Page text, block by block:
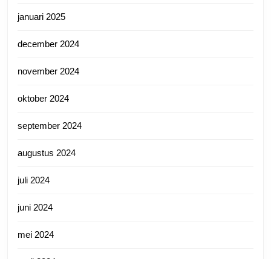
januari 2025
december 2024
november 2024
oktober 2024
september 2024
augustus 2024
juli 2024
juni 2024
mei 2024